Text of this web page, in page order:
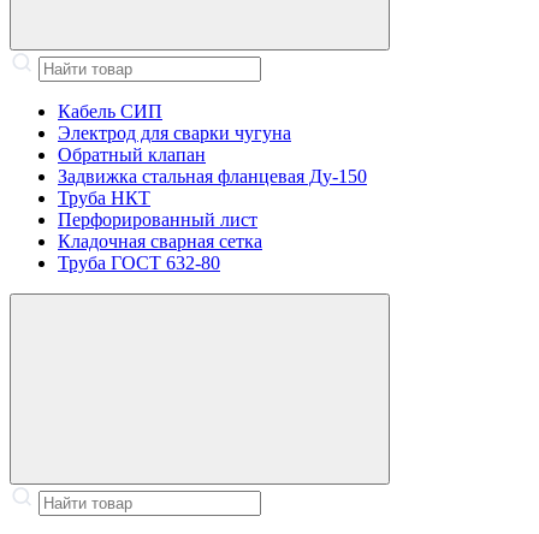
Кабель СИП
Электрод для сварки чугуна
Обратный клапан
Задвижка стальная фланцевая Ду-150
Труба НКТ
Перфорированный лист
Кладочная сварная сетка
Труба ГОСТ 632-80